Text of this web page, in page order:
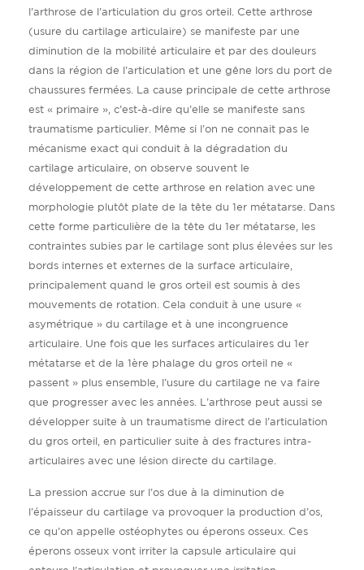
l’arthrose de l’articulation du gros orteil. Cette arthrose
(usure du cartilage articulaire) se manifeste par une
diminution de la mobilité articulaire et par des douleurs
dans la région de l’articulation et une gêne lors du port de
chaussures fermées. La cause principale de cette arthrose
est « primaire », c’est-à-dire qu’elle se manifeste sans
traumatisme particulier. Même si l’on ne connait pas le
mécanisme exact qui conduit à la dégradation du
cartilage articulaire, on observe souvent le
développement de cette arthrose en relation avec une
morphologie plutôt plate de la tête du 1er métatarse. Dans
cette forme particulière de la tête du 1er métatarse, les
contraintes subies par le cartilage sont plus élevées sur les
bords internes et externes de la surface articulaire,
principalement quand le gros orteil est soumis à des
mouvements de rotation. Cela conduit à une usure «
asymétrique » du cartilage et à une incongruence
articulaire. Une fois que les surfaces articulaires du 1er
métatarse et de la 1ère phalage du gros orteil ne «
passent » plus ensemble, l’usure du cartilage ne va faire
que progresser avec les années. L’arthrose peut aussi se
développer suite à un traumatisme direct de l’articulation
du gros orteil, en particulier suite à des fractures intra-
articulaires avec une lésion directe du cartilage.
La pression accrue sur l’os due à la diminution de
l’épaisseur du cartilage va provoquer la production d’os,
ce qu’on appelle ostéophytes ou éperons osseux. Ces
éperons osseux vont irriter la capsule articulaire qui